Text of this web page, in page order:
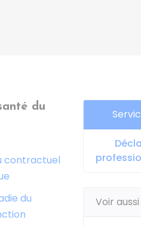
du
contractuel
du
Voir aussi